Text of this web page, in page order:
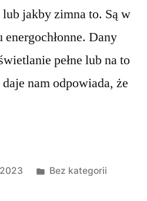
lub jakby zimna to. Są w
Dany
pełne lub na to
nam odpowiada, że
Posted
Bez kategorii